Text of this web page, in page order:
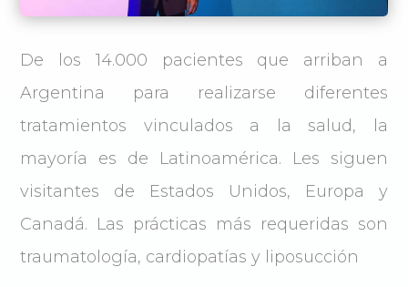
De los 14.000 pacientes que arriban a
Argentina para realizarse diferentes
tratamientos vinculados a la salud, la
mayoría es de Latinoamérica. Les siguen
visitantes de Estados Unidos, Europa y
Canadá. Las prácticas más requeridas son
traumatología, cardiopatías y liposucción